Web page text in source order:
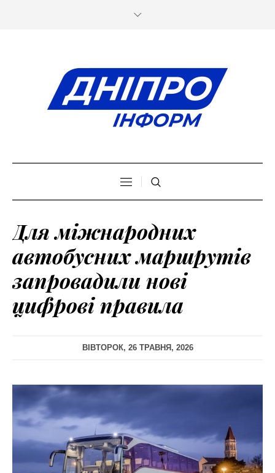
Для міжнародних
автобусних маршрутів
запровадили нові
цифрові правила
ВІВТОРОК, 26 ТРАВНЯ, 2026